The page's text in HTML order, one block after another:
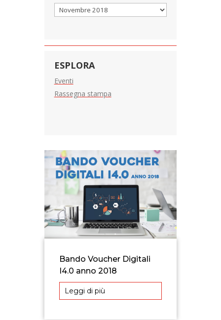
Bando Voucher Digitali
I4.0 anno 2018
Leggi di più
Archivi
ESPLORA
Eventi
Rassegna stampa